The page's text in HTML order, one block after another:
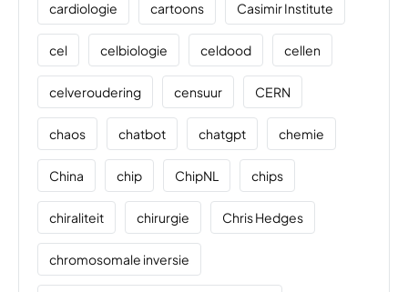
cardiologie cartoons Casimir Institute
cel celbiologie celdood cellen
celveroudering censuur CERN
chaos chatbot chatgpt chemie
China chip ChipNL chips
chiraliteit chirurgie Chris Hedges
chromosomale inversie